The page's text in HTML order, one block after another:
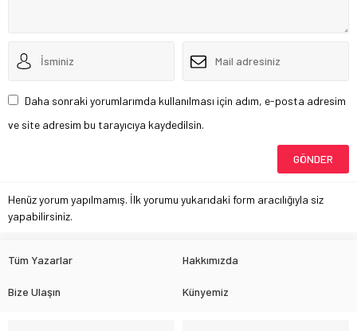
Daha sonraki yorumlarımda kullanılması için adım, e-posta adresim
ve site adresim bu tarayıcıya kaydedilsin.
Henüz yorum yapılmamış. İlk yorumu yukarıdaki form aracılığıyla siz
yapabilirsiniz.
Tüm Yazarlar Hakkımızda
Bize Ulaşın Künyemiz